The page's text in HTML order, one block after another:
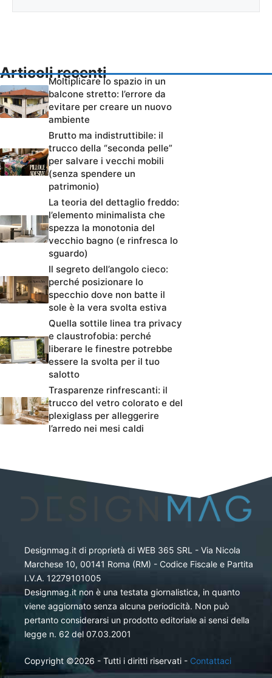
Articoli recenti
Moltiplicare lo spazio in un
balcone stretto: l’errore da
evitare per creare un nuovo
ambiente
Brutto ma indistruttibile: il
trucco della “seconda pelle”
per salvare i vecchi mobili
(senza spendere un
patrimonio)
La teoria del dettaglio freddo:
l’elemento minimalista che
spezza la monotonia del
vecchio bagno (e rinfresca lo
sguardo)
Il segreto dell’angolo cieco:
perché posizionare lo
specchio dove non batte il
sole è la vera svolta estiva
Quella sottile linea tra privacy
e claustrofobia: perché
liberare le finestre potrebbe
essere la svolta per il tuo
salotto
Trasparenze rinfrescanti: il
trucco del vetro colorato e del
plexiglass per alleggerire
l’arredo nei mesi caldi
Designmag.it di proprietà di WEB 365 SRL - Via Nicola
Marchese 10, 00141 Roma (RM) - Codice Fiscale e Partita
I.V.A. 12279101005
Designmag.it non è una testata giornalistica, in quanto
viene aggiornato senza alcuna periodicità. Non può
pertanto considerarsi un prodotto editoriale ai sensi della
legge n. 62 del 07.03.2001
Copyright ©2026 - Tutti i diritti riservati - Contattaci